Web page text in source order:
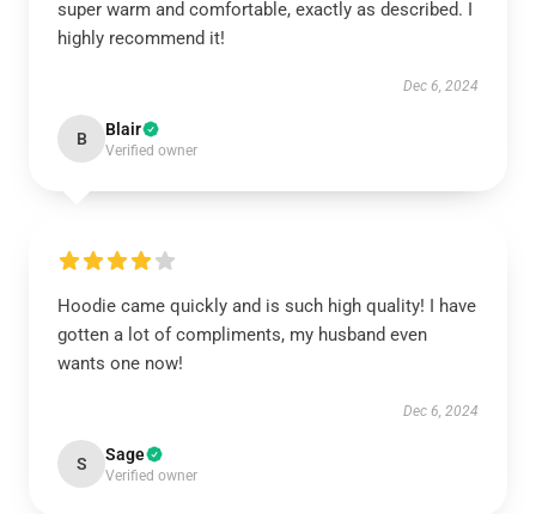
super warm and comfortable, exactly as described. I
highly recommend it!
Dec 6, 2024
B Blair
Verified owner
Hoodie came quickly and is such high quality! I have
gotten a lot of compliments, my husband even
wants one now!
Dec 6, 2024
S Sage
Verified owner